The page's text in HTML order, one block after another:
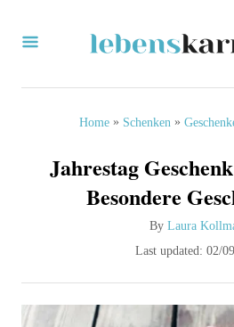
Home » Schenken »
Jahrestag
Besondere
By A
h
o
Laura
PLast updated: 02/